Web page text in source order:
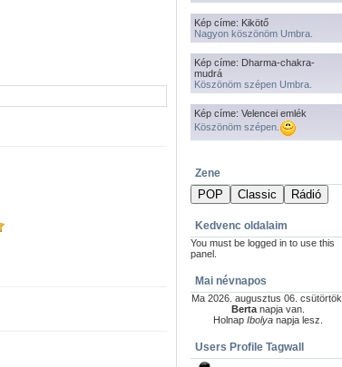
Kép címe: Kikötő
Nagyon köszönöm Umbra.
Kép címe: Dharma-chakra-
mudrá
Köszönöm szépen Umbra.
Kép címe: Velencei emlék
Köszönöm szépen.
Zene
Kedvenc oldalaim
You must be logged in to use this
panel.
Mai névnapos
Ma 2026. augusztus 06. csütörtök,
Bertanapja van.
Holnap Ibolyanapja lesz.
Users Profile Tagwall